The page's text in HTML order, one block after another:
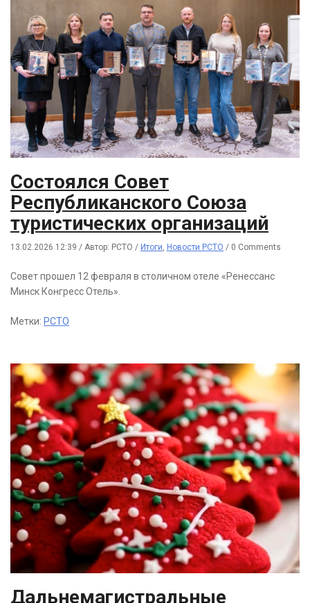
Состоялся Совет
Республиканского Союза
туристических организаций
13.02.2026 12:39 / Автор: РСТО / Итоги, Новости РСТО / 0 Comments
Совет прошел 12 февраля в столичном отеле «Ренессанс
Минск Конгресс Отель».
Метки: РСТО
Дальнемагистральные